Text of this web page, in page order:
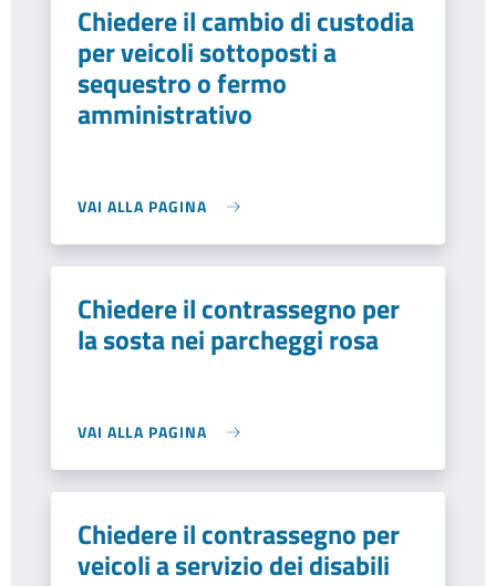
Chiedere il cambio di custodia
per veicoli sottoposti a
sequestro o fermo
amministrativo
VAI ALLA PAGINA
Chiedere il contrassegno per
la sosta nei parcheggi rosa
VAI ALLA PAGINA
Chiedere il contrassegno per
veicoli a servizio dei disabili